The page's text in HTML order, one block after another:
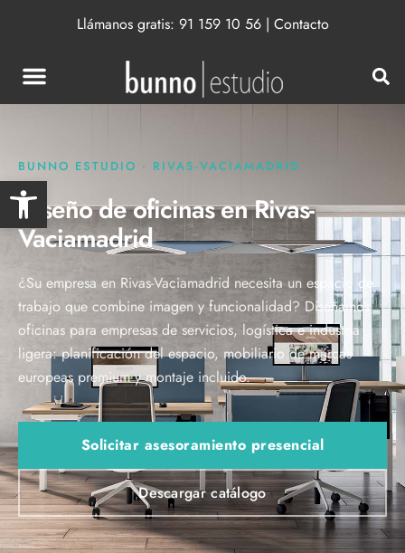
Abrir barra de herramientas
Llámanos gratis: 91 159 10 56| Contacto
BUNNO ESTUDIO · RIVAS-VACIAMADRID
Diseño de oficinas en Rivas-
Vaciamadrid
¿Su empresa en Rivas-Vaciamadrid necesita un espacio de
trabajo que combine imagen y funcionalidad? Diseñamos
oficinas para empresas de servicios, logística e industria
ligera: planificación del espacio, mobiliario de marcas
europeas premium y montaje incluido.
Solicitar asesoramiento presencial
Descargar catálogo